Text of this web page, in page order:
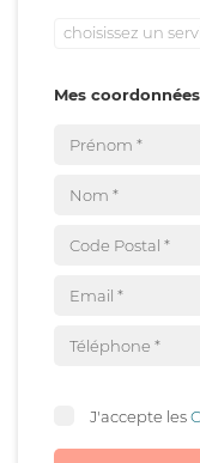
choisissez un
Mes coordonnées
J'accepte les